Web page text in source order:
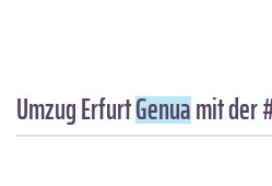
Umzug ErfurtGenuamit der